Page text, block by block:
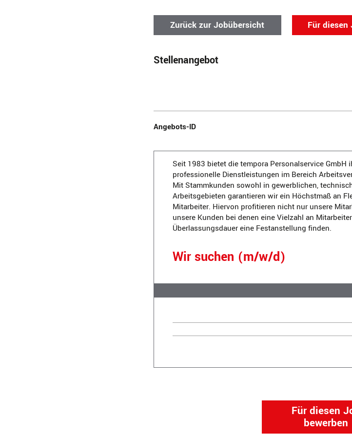
Zurück zur Jobübersicht Für diesen
Stellenangebot
Angebots-ID
Seit 1983 bietet die tempora Personalservice GmbH
professionelle Dienstleistungen im Bereich
Mit Stammkunden sowohl in gewerblichen,
Arbeitsgebieten garantieren wir ein Höchstmaß an
Mitarbeiter. Hiervon profitieren nicht nur unsere
unsere Kunden bei denen eine Vielzahl an
Überlassungsdauer eine Festanstellung finden.
Wir suchen (m/w/d)
Für diesen
bewerben